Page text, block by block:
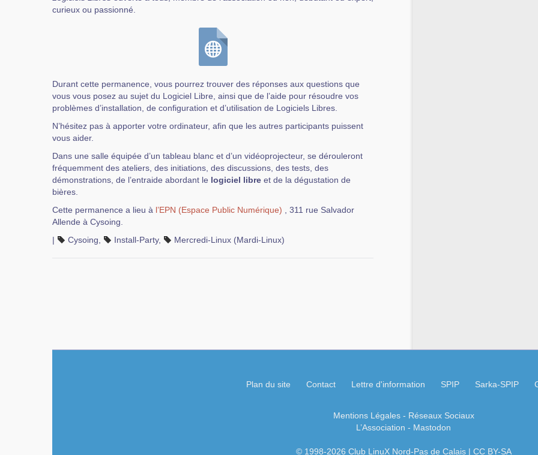
curieux ou passionné.
Durant cette permanence, vous pourrez trouver des réponses aux questions que
vous vous posez au sujet du Logiciel Libre, ainsi que de l’aide pour résoudre vos
problèmes d’installation, de configuration et d’utilisation de Logiciels Libres.
N’hésitez pas à apporter votre ordinateur, afin que les autres participants puissent
vous aider.
Dans une salle équipée d’un tableau blanc et d’un vidéoprojecteur, se dérouleront
fréquemment des ateliers, des initiations, des discussions, des tests, des
démonstrations, de l’entraide abordant le logiciel libre et de la dégustation de
bières.
Cette permanence a lieu à l’EPN (Espace Public Numérique) , 311 rue Salvador
Allende à Cysoing.
|
Cysoing Install-Party, Mercredi-Linux (Mardi-Linux)
Plan du site Contact Lettre d'information SPIP Sarka-SPIP
Mentions Légales- Réseaux Sociaux
L’Association - Mastodon
© 1998-2026 Club LinuX Nord-Pas de Calais | CC BY-SA